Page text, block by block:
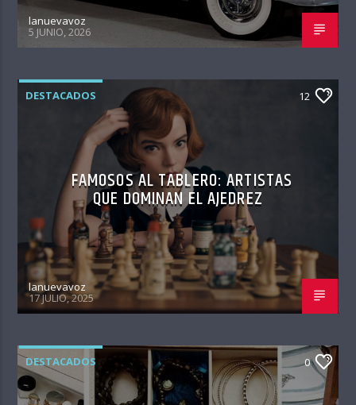
lanuevavoz
5 JUNIO, 2026
DESTACADOS 12
FAMOSOS AL TABLERO: ARTISTAS
QUE DOMINAN EL AJEDREZ
lanuevavoz
17 JULIO, 2025
DESTACADOS 0